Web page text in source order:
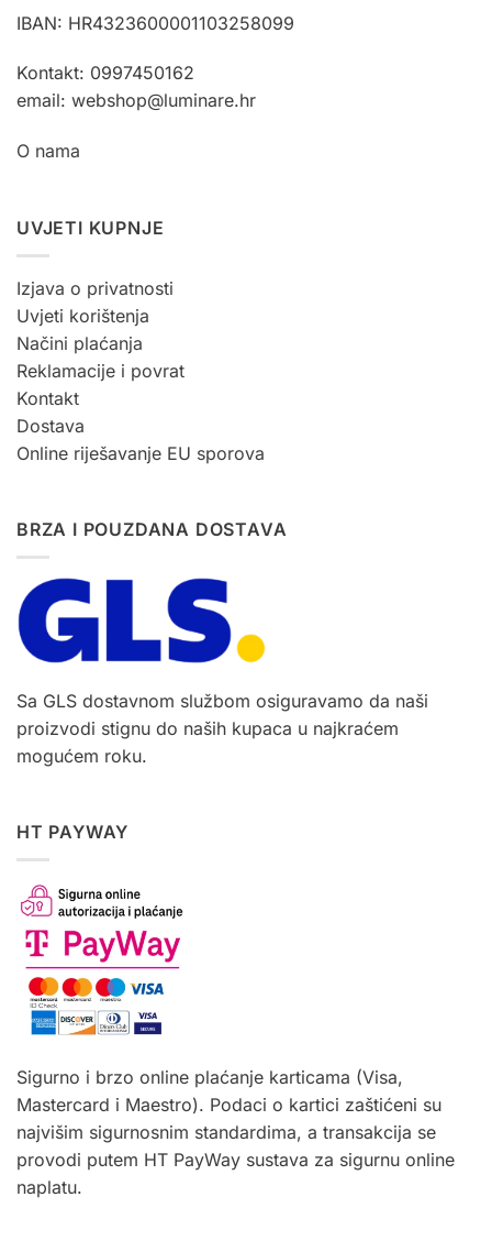
proizvoda
IBAN: HR4323600001103258099
Kontakt: 0997450162
email: webshop@luminare.hr
O nama
UVJETI KUPNJE
Izjava o privatnosti
Uvjeti korištenja
Načini plaćanja
Reklamacije i povrat
Kontakt
Dostava
Online riješavanje EU sporova
BRZA I POUZDANA DOSTAVA
Sa GLS dostavnom službom osiguravamo da naši
proizvodi stignu do naših kupaca u najkraćem
mogućem roku.
HT PAYWAY
Sigurno i brzo online plaćanje karticama (Visa,
Mastercard i Maestro). Podaci o kartici zaštićeni su
najvišim sigurnosnim standardima, a transakcija se
provodi putem HT PayWay sustava za sigurnu online
naplatu.